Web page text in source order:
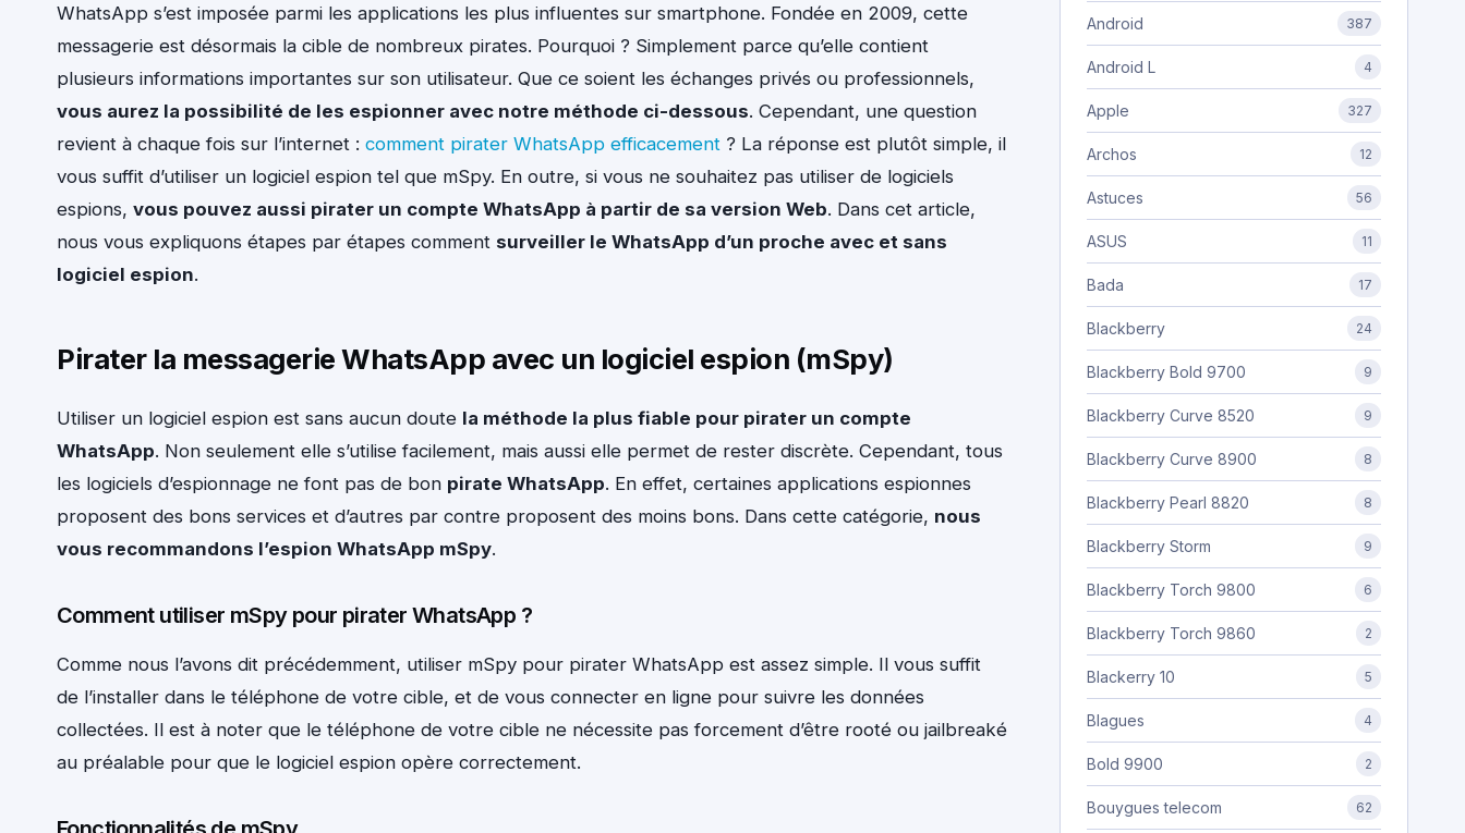
WhatsApp s’est imposée parmi les applications les plus influentes sur smartphone. Fondée en 2009, cette
messagerie est désormais la cible de nombreux pirates. Pourquoi ? Simplement parce qu’elle contient
plusieurs informations importantes sur son utilisateur. Que ce soient les échanges privés ou professionnels,
vous aurez la possibilité de les espionner avec notre méthode ci-dessous. Cependant, une question
revient à chaque fois sur l’internet : comment pirater WhatsApp efficacement ? La réponse est plutôt simple, il
vous suffit d’utiliser un logiciel espion tel que mSpy. En outre, si vous ne souhaitez pas utiliser de logiciels
espions, vous pouvez aussi pirater un compte WhatsApp à partir de sa version Web. Dans cet article,
nous vous expliquons étapes par étapes comment surveiller le WhatsApp d’un proche avec et sans
logiciel espion.
Pirater la messagerie WhatsApp avec un logiciel espion (mSpy)
Utiliser un logiciel espion est sans aucun doute la méthode la plus fiable pour pirater un compte
WhatsApp. Non seulement elle s’utilise facilement, mais aussi elle permet de rester discrète. Cependant, tous
les logiciels d’espionnage ne font pas de bon pirate WhatsApp. En effet, certaines applications espionnes
proposent des bons services et d’autres par contre proposent des moins bons. Dans cette catégorie, nous
vous recommandons l’espion WhatsApp mSpy.
Comment utiliser mSpy pour pirater WhatsApp ?
Comme nous l’avons dit précédemment, utiliser mSpy pour pirater WhatsApp est assez simple. Il vous suffit
de l’installer dans le téléphone de votre cible, et de vous connecter en ligne pour suivre les données
collectées. Il est à noter que le téléphone de votre cible ne nécessite pas forcement d’être rooté ou jailbreaké
au préalable pour que le logiciel espion opère correctement.
Android 387
Android L 4
Apple 327
Archos 12
Astuces 56
ASUS 11
Bada 17
Blackberry 24
Blackberry Bold 9700 9
Blackberry Curve 8520 9
Blackberry Curve 8900 8
Blackberry Pearl 8820 8
Blackberry Storm 9
Blackberry Torch 9800 6
Blackberry Torch 9860 2
Blackerry 10 5
Blagues 4
Bold 9900 2
Bouygues telecom 62